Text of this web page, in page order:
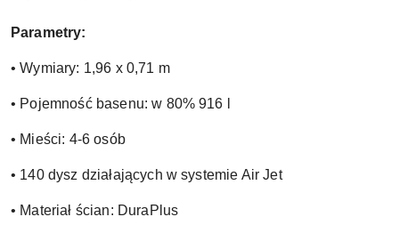
Parametry:
• Wymiary: 1,96 x 0,71 m
• Pojemność basenu: w 80% 916 l
• Mieści: 4-6 osób
• 140 dysz działających w systemie Air Jet
• Materiał ścian: DuraPlus